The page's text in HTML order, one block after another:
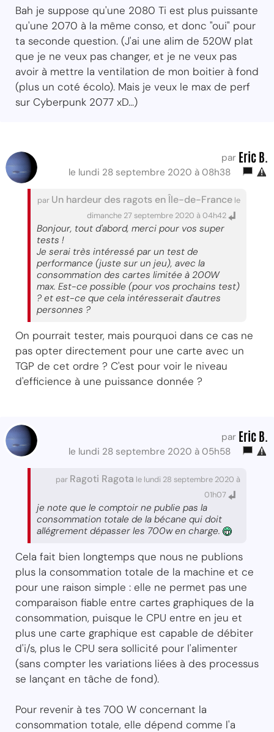
Bah je suppose qu'une 2080 Ti est plus puissante
qu'une 2070 à la même conso, et donc "oui" pour
ta seconde question. (J'ai une alim de 520W plat
que je ne veux pas changer, et je ne veux pas
avoir à mettre la ventilation de mon boitier à fond
(plus un coté écolo). Mais je veux le max de perf
sur Cyberpunk 2077 xD...)
par Eric B.
le lundi 28 septembre 2020 à 08h38
par Un hardeur des ragots en Île-de-France le
dimanche 27 septembre 2020 à 04h42
Bonjour, tout d'abord, merci pour vos super
tests !
Je serai très intéressé par un test de
performance (juste sur un jeu), avec la
consommation des cartes limitée à 200W
max. Est-ce possible (pour vos prochains test)
? et est-ce que cela intéresserait d'autres
personnes ?
On pourrait tester, mais pourquoi dans ce cas ne
pas opter directement pour une carte avec un
TGP de cet ordre ? C'est pour voir le niveau
d'efficience à une puissance donnée ?
par Eric B.
le lundi 28 septembre 2020 à 05h58
par Ragoti Ragota le lundi 28 septembre 2020 à
01h07
je note que le comptoir ne publie pas la
consommation totale de la bécane qui doit
allégrement dépasser les 700w en charge.
Cela fait bien longtemps que nous ne publions
plus la consommation totale de la machine et ce
pour une raison simple : elle ne permet pas une
comparaison fiable entre cartes graphiques de la
consommation, puisque le CPU entre en jeu et
plus une carte graphique est capable de débiter
d'i/s, plus le CPU sera sollicité pour l'alimenter
(sans compter les variations liées à des processus
se lançant en tâche de fond).
Pour revenir à tes 700 W concernant la
consommation totale, elle dépend comme l'a